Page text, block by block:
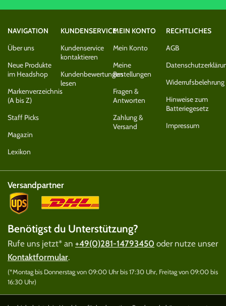
NAVIGATION
Über uns
Neue Produkte
im Headshop
Markenverzeichnis
(A bis Z)
Staff Picks
Magazin
Lexikon
KUNDENSERVICE
Kundenservice
kontaktieren
Kundenbewertungen
lesen
MEIN KONTO
Mein Konto
Meine
Bestellungen
Fragen &
Antworten
Zahlung &
Versand
RECHTLICHES
AGB
Widerrufsbelehrung
Hinweise zum
Batteriegesetz
Impressum
Versandpartner
Benötigst du Unterstützung?
Rufe uns jetzt* an +49(0)281-14793450 oder nutze unser
Kontaktformular.
(*Montag bis Donnerstag von 09:00 Uhr bis 17:30 Uhr, Freitag von 09:00 bis
16:30 Uhr)